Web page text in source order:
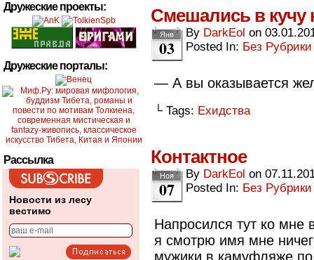
Дружеские проекты:
Дружеские порталы:
Рассылка
Новости из лесу
вестимо
Смешались в
Янв
03
By DarkEol on
Posted In: Без Рубрики
— А вы оказывается
└ Tags: Ехидства
Контактное
Ноя
07
By DarkEol on
Posted In: Без Рубрики
Напросился тут ко мне
я смотрю имя мне
мужики в камуфляже по